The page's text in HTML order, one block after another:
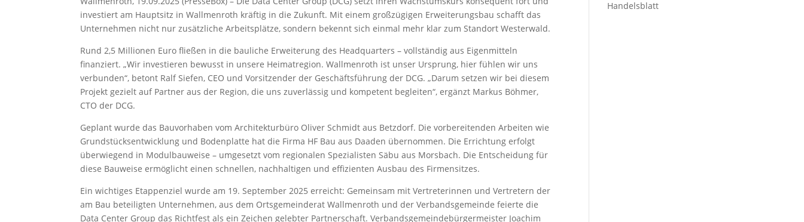
investiert am Hauptsitz in Wallmenroth kräftig in die Zukunft. Mit einem großzügigen Erweiterungsbau schafft das
Unternehmen nicht nur zusätzliche Arbeitsplätze, sondern bekennt sich einmal mehr klar zum Standort Westerwald.
Rund 2,5 Millionen Euro fließen in die bauliche Erweiterung des Headquarters – vollständig aus Eigenmitteln
finanziert. „Wir investieren bewusst in unsere Heimatregion. Wallmenroth ist unser Ursprung, hier fühlen wir uns
verbunden“, betont Ralf Siefen, CEO und Vorsitzender der Geschäftsführung der DCG. „Darum setzen wir bei diesem
Projekt gezielt auf Partner aus der Region, die uns zuverlässig und kompetent begleiten“, ergänzt Markus Böhmer,
CTO der DCG.
Geplant wurde das Bauvorhaben vom Architekturbüro Oliver Schmidt aus Betzdorf. Die vorbereitenden Arbeiten wie
Grundstücksentwicklung und Bodenplatte hat die Firma HF Bau aus Daaden übernommen. Die Errichtung erfolgt
überwiegend in Modulbauweise – umgesetzt vom regionalen Spezialisten Säbu aus Morsbach. Die Entscheidung für
diese Bauweise ermöglicht einen schnellen, nachhaltigen und effizienten Ausbau des Firmensitzes.
Ein wichtiges Etappenziel wurde am 19. September 2025 erreicht: Gemeinsam mit Vertreterinnen und Vertretern der
am Bau beteiligten Unternehmen, aus dem Ortsgemeinderat Wallmenroth und der Verbandsgemeinde feierte die
Data Center Group das Richtfest als ein Zeichen gelebter Partnerschaft. Verbandsgemeindebürgermeister Joachim
Handelsblatt